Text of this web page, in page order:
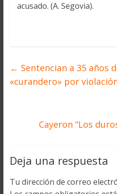
acusado. (A. Segovia).
← Sentencian a 35 años
«curandero» por
Cayeron “Los
Deja una respuesta
Tu dirección de correo